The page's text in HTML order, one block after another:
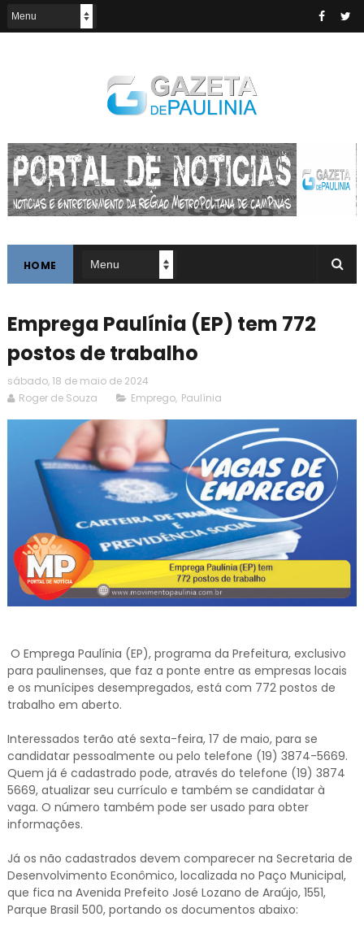
HOME
Emprega Paulínia (EP) tem 772
postos de trabalho
sábado, 18 de maio de 2024
Roger de Souza
Emprego, Paulínia
O Emprega Paulínia (EP), programa da Prefeitura, exclusivo
para paulinenses, que faz a ponte entre as empresas locais
e os munícipes desempregados, está com 772 postos de
trabalho em aberto.
Interessados terão até sexta-feira, 17 de maio, para se
candidatar pessoalmente ou pelo telefone (19) 3874-5669.
Quem já é cadastrado pode, através do telefone (19) 3874
5669, atualizar seu currículo e também se candidatar à
vaga. O número também pode ser usado para obter
informações.
Já os não cadastrados devem comparecer na Secretaria de
Desenvolvimento Econômico, localizada no Paço Municipal,
que fica na Avenida Prefeito José Lozano de Araújo, 1551,
Parque Brasil 500, portando os documentos abaixo: